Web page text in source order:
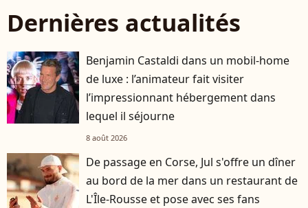
Dernières actualités
Benjamin Castaldi dans un mobil-home
de luxe : l’animateur fait visiter
l’impressionnant hébergement dans
lequel il séjourne
8 août 2026
De passage en Corse, Jul s'offre un dîner
au bord de la mer dans un restaurant de
L'Île-Rousse et pose avec ses fans